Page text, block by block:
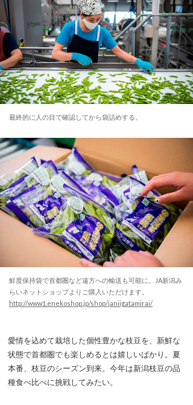
最終的に人の目で確認してから袋詰めする。
鮮度保持袋で首都圏など遠方への輸送も可能に。JA新潟み
らいネットショップよりご購入いただけます。
http://www1.enekoshop.jp/shop/janiigatamirai/
愛情を込めて栽培した個性豊かな枝豆を、新鮮な
状態で首都圏でも楽しめるとは嬉しいばかり。夏
本番、枝豆のシーズン到来。今年は新潟枝豆の品
種食べ比べに挑戦してみたい。